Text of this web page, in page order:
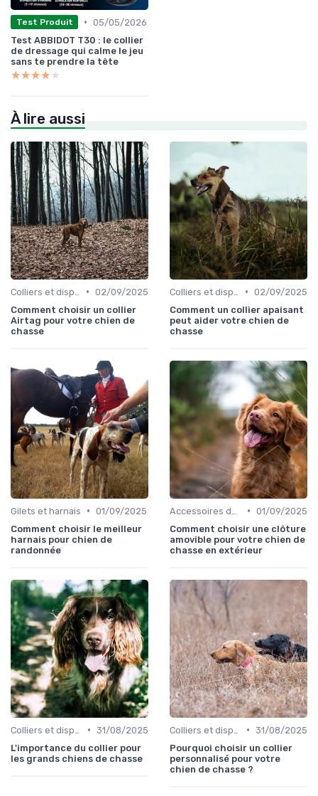
Test Produit • 05/05/2026
Test ABBIDOT T30 : le collier
de dressage qui calme le jeu
sans te prendre la tête
★★★★★
★★★★★
À lire aussi
• 02/09/2025
Comment choisir un collier
Airtag pour votre chien de
chasse
• 02/09/2025
Comment un collier apaisant
peut aider votre chien de
chasse
Gilets et harnais • 01/09/2025
Comment choisir le meilleur
harnais pour chien de
randonnée
• 01/09/2025
Comment choisir une clôture
amovible pour votre chien de
chasse en extérieur
• 31/08/2025
L'importance du collier pour
les grands chiens de chasse
• 31/08/2025
Pourquoi choisir un collier
personnalisé pour votre
chien de chasse ?